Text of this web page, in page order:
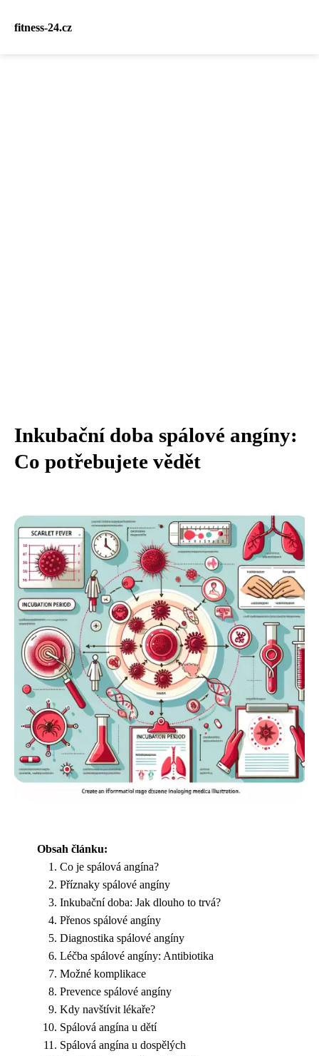
fitness-24.cz
Inkubační doba spálové angíny:
Co potřebujete vědět
Obsah článku:
Co je spálová angína?
Příznaky spálové angíny
Inkubační doba: Jak dlouho to trvá?
Přenos spálové angíny
Diagnostika spálové angíny
Léčba spálové angíny: Antibiotika
Možné komplikace
Prevence spálové angíny
Kdy navštívit lékaře?
Spálová angína u dětí
Spálová angína u dospělých